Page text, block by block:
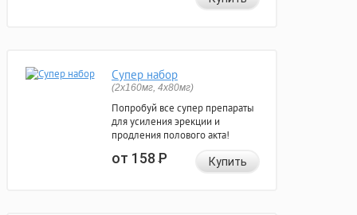
Супер набор
(2х160мг, 4х80мг)
Попробуй все супер препараты
для усиления эрекции и
продления полового акта!
от 158Р Купить